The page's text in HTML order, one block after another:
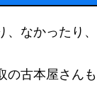
なかったり
の古本屋さん